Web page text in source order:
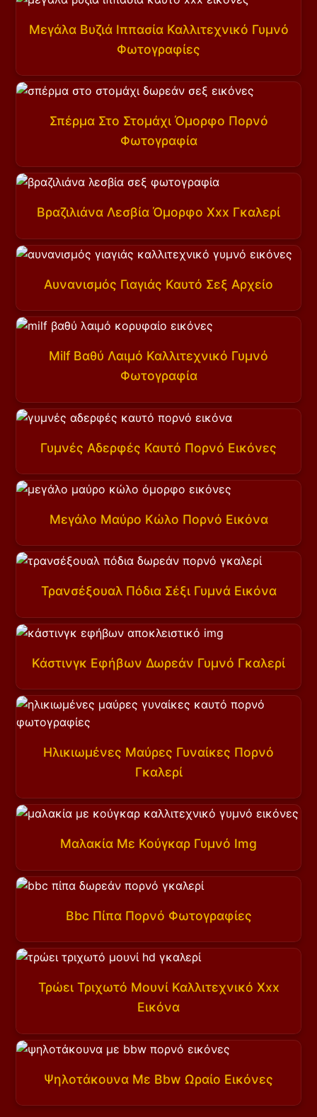
Μεγάλα Βυζιά Ιππασία Καλλιτεχνικό Γυμνό
Φωτογραφίες
Σπέρμα Στο Στομάχι Όμορφο Πορνό
Φωτογραφία
Βραζιλιάνα Λεσβία Όμορφο Xxx Γκαλερί
Αυνανισμός Γιαγιάς Καυτό Σεξ Αρχείο
Milf Βαθύ Λαιμό Καλλιτεχνικό Γυμνό
Φωτογραφία
Γυμνές Αδερφές Καυτό Πορνό Εικόνες
Μεγάλο Μαύρο Κώλο Πορνό Εικόνα
Τρανσέξουαλ Πόδια Σέξι Γυμνά Εικόνα
Κάστινγκ Εφήβων Δωρεάν Γυμνό Γκαλερί
Ηλικιωμένες Μαύρες Γυναίκες Πορνό
Γκαλερί
Μαλακία Με Κούγκαρ Γυμνό Img
Bbc Πίπα Πορνό Φωτογραφίες
Τρώει Τριχωτό Μουνί Καλλιτεχνικό Xxx
Εικόνα
Ψηλοτάκουνα Με Bbw Ωραίο Εικόνες